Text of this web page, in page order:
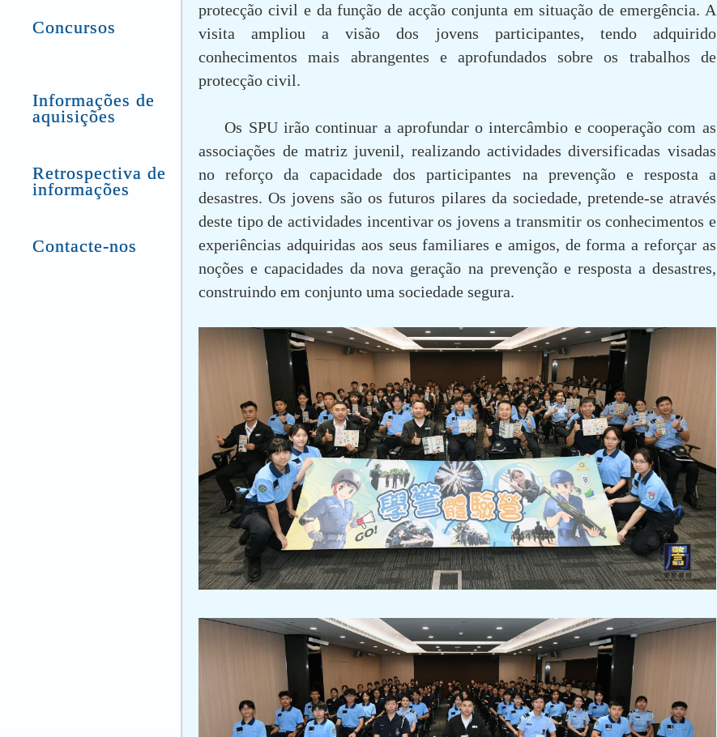
Concursos
Informações de
aquisições
Retrospectiva de
informações
Contacte-nos
protecção civil e da função de acção conjunta em situação de emergência. A
visita ampliou a visão dos jovens participantes, tendo adquirido
conhecimentos mais abrangentes e aprofundados sobre os trabalhos de
protecção civil.
Os SPU irão continuar a aprofundar o intercâmbio e cooperação com as
associações de matriz juvenil, realizando actividades diversificadas visadas
no reforço da capacidade dos participantes na prevenção e resposta a
desastres. Os jovens são os futuros pilares da sociedade, pretende-se através
deste tipo de actividades incentivar os jovens a transmitir os conhecimentos e
experiências adquiridas aos seus familiares e amigos, de forma a reforçar as
noções e capacidades da nova geração na prevenção e resposta a desastres,
construindo em conjunto uma sociedade segura.